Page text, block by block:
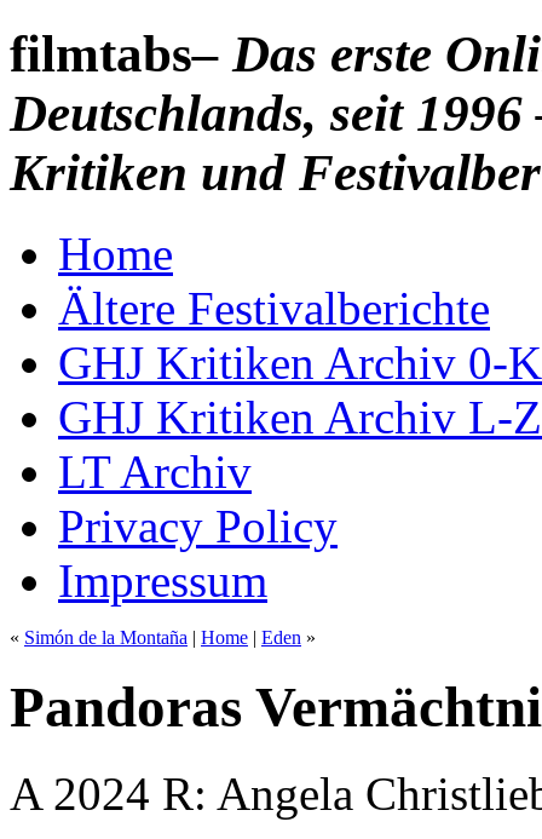
filmtabs– Das erste
Deutschlands, seit
Kritiken und
Home
Ältere Festivalberichte
GHJ Kritiken Archiv 0-K
GHJ Kritiken Archiv L-Z
LT Archiv
Privacy Policy
Impressum
« Simón de la Montaña | Home | Eden »
Pandoras
A 2024 R: Angela